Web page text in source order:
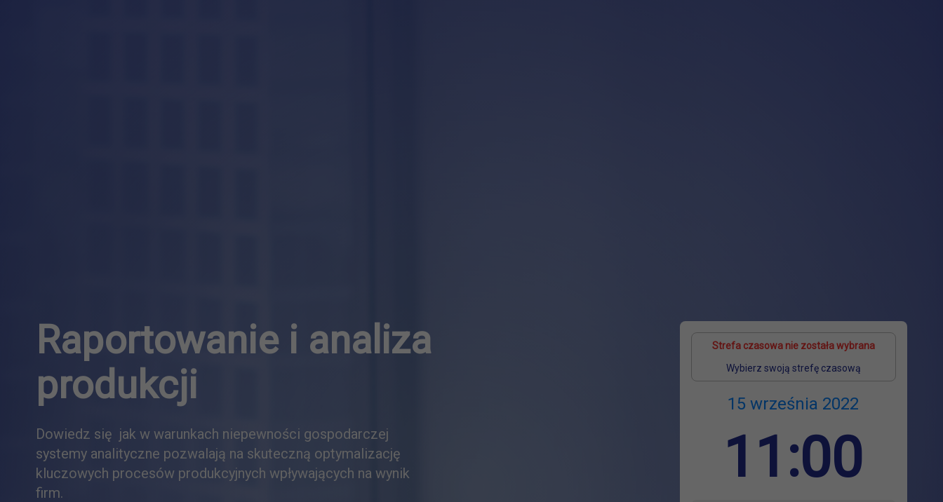
Raportowanie i analiza
produkcji
Dowiedz się jak w warunkach niepewności gospodarczej
systemy analityczne pozwalają na skuteczną optymalizację
kluczowych procesów produkcyjnych wpływających na wynik
firm.
Strefa czasowa nie została wybrana
Wybierz swoją strefę czasową
15 września 2022
11:00
Zamknij
Absolwent kierunku Rachunkowość i Controlling na Uniwersytecie
Ekonomicznym w Krakowie oraz Controlling, Finance & Accounting
na Hochschule Pforzheim (Niemcy). Z firmą Comarch związany od 2020 roku.